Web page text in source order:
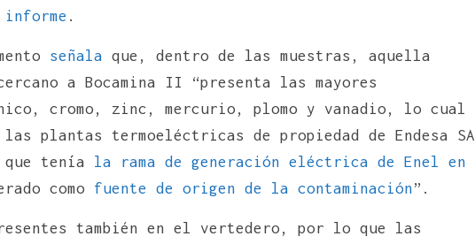
informe .
señala que, dentro de las muestras, aquella
a Bocamina II “presenta las mayores
cromo, zinc, mercurio, plomo y vanadio, lo cual
plantas termoeléctricas de propiedad de Endesa SA
que tenía la rama de generación eléctrica de Enel en
como fuente de origen de la contaminación”.
también en el vertedero, por lo que las